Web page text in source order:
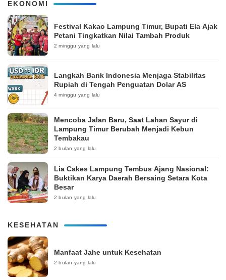
EKONOMI
‎Festival Kakao Lampung Timur, Bupati Ela Ajak
Petani Tingkatkan Nilai Tambah Produk
2 minggu yang lalu
Langkah Bank Indonesia Menjaga Stabilitas
Rupiah di Tengah Penguatan Dolar AS
4 minggu yang lalu
Mencoba Jalan Baru, Saat Lahan Sayur di
Lampung Timur Berubah Menjadi Kebun
Tembakau
2 bulan yang lalu
Lia Cakes Lampung Tembus Ajang Nasional:
Buktikan Karya Daerah Bersaing Setara Kota
Besar
2 bulan yang lalu
KESEHATAN
Manfaat Jahe untuk Kesehatan
2 bulan yang lalu